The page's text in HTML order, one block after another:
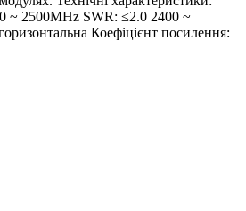
~ 2500MHz SWR: ≤2.0 2400 ~
Коефіцієнт посилення: